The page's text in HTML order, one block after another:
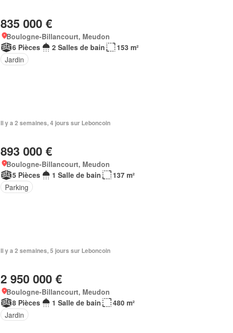
835 000 €
Boulogne-Billancourt, Meudon
6 Pièces
2 Salles de bain
153 m²
Jardin
Il y a 2 semaines, 4 jours sur Leboncoin
893 000 €
Boulogne-Billancourt, Meudon
5 Pièces
1 Salle de bain
137 m²
Parking
Il y a 2 semaines, 5 jours sur Leboncoin
2 950 000 €
Boulogne-Billancourt, Meudon
8 Pièces
1 Salle de bain
480 m²
Jardin